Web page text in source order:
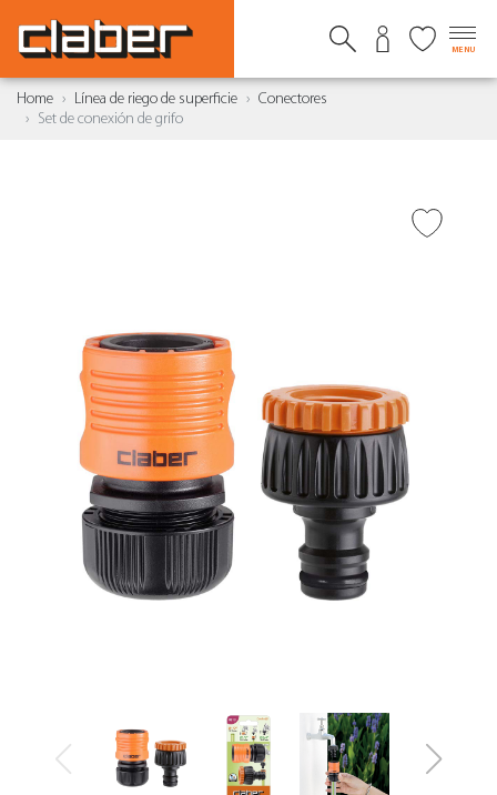
MENU
Home Línea de riego de superficie
Conectores
Set de conexión de grifo